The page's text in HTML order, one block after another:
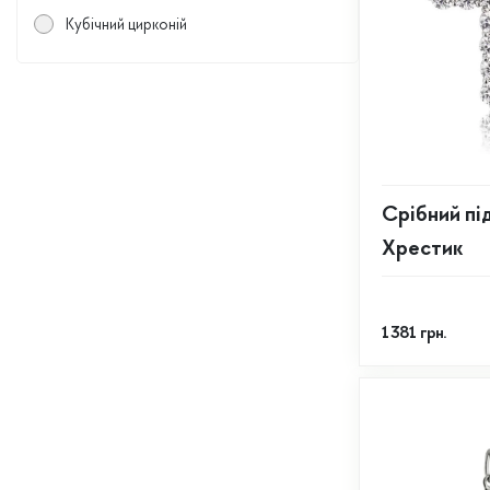
Кубічний цирконій
Cрібний
Хрестик
1 381 грн.